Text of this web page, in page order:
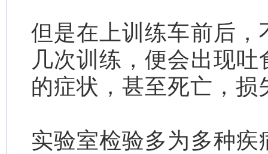
但是在上训练车前后
几次训练，便会出现
的症状，甚至死亡，损
实验室检验多为多种